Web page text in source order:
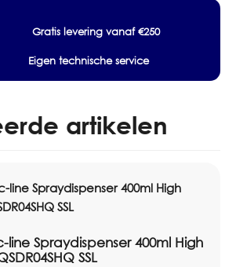
Gratis levering vanaf €250
Eigen technische service
artikelen
Spraydispenser 400ml High
SSL